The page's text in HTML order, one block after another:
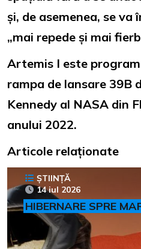
și, de asemenea, se
„mai repede și mai
Artemis I este
rampa de lansare 39B
Kennedy al NASA din
anului 2022.
Articole relaționate
ȘTIINȚĂ
14 iul 2026
HIBERNARE SPRE